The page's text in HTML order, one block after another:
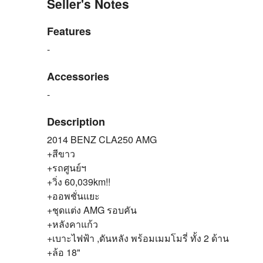
Seller's Notes
Features
-
Accessories
-
Description
2014 BENZ CLA250 AMG
+สีขาว
+รถศูนย์ฯ
+วิ่ง 60,039km!!
+ออพชั่นแยะ
+ชุดแต่ง AMG รอบคัน
+หลังคาแก้ว
+เบาะไฟฟ้า ,ดันหลัง พร้อมเมมโมรี่ ทั้ง 2 ด้าน
+ล้อ 18"